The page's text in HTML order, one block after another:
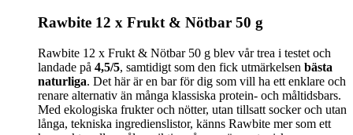
Rawbite 12 x Frukt & Nötbar 50 g
Rawbite 12 x Frukt & Nötbar 50 g blev vår trea i testet och
landade på 4,5/5, samtidigt som den fick utmärkelsen bästa
naturliga. Det här är en bar för dig som vill ha ett enklare och
renare alternativ än många klassiska protein- och måltidsbars.
Med ekologiska frukter och nötter, utan tillsatt socker och utan
långa, tekniska ingredienslistor, känns Rawbite mer som ett